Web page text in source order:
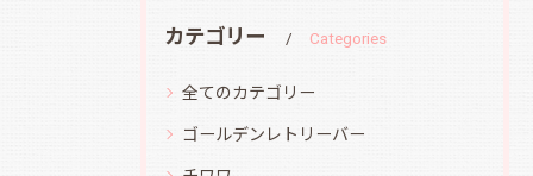
カテゴリー Categories
全てのカテゴリー
ゴールデンレトリーバー